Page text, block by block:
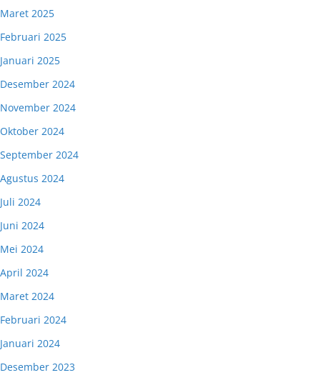
Maret 2025
Februari 2025
Januari 2025
Desember 2024
November 2024
Oktober 2024
September 2024
Agustus 2024
Juli 2024
Juni 2024
Mei 2024
April 2024
Maret 2024
Februari 2024
Januari 2024
Desember 2023